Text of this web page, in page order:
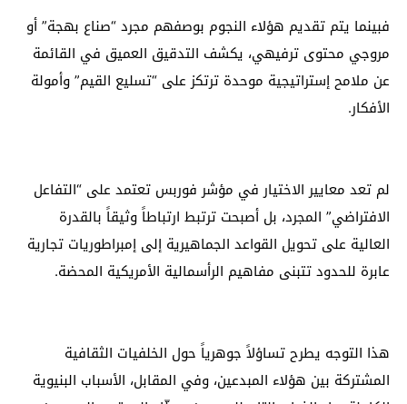
فبينما يتم تقديم هؤلاء النجوم بوصفهم مجرد “صناع بهجة” أو
مروجي محتوى ترفيهي، يكشف التدقيق العميق في القائمة
عن ملامح إستراتيجية موحدة ترتكز على “تسليع القيم” وأمولة
الأفكار.
لم تعد معايير الاختيار في مؤشر فوربس تعتمد على “التفاعل
الافتراضي” المجرد، بل أصبحت ترتبط ارتباطاً وثيقاً بالقدرة
العالية على تحويل القواعد الجماهيرية إلى إمبراطوريات تجارية
عابرة للحدود تتبنى مفاهيم الرأسمالية الأمريكية المحضة.
هذا التوجه يطرح تساؤلاً جوهرياً حول الخلفيات الثقافية
المشتركة بين هؤلاء المبدعين، وفي المقابل، الأسباب البنيوية